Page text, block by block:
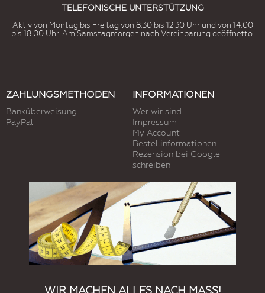
TELEFONISCHE UNTERSTÜTZUNG
Aktiv von Montag bis Freitag von 8.30 bis 12.30 Uhr und von 14.00
bis 18.00 Uhr. Am Samstagmorgen nach Vereinbarung geöffnetto.
ZAHLUNGSMETHODEN
Banküberweisung
PayPal
INFORMATIONEN
Wer wir sind
Impressum
My Account
Bestellinformationen
Rezension bei Google
schreiben
WIR MACHEN ALLES NACH MASS!